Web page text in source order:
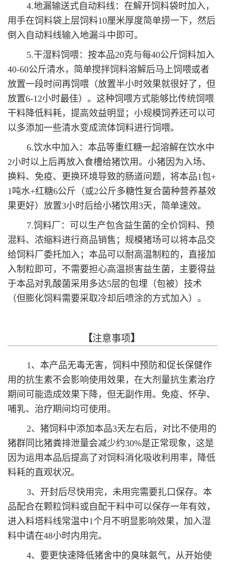
4.地漏输送式自动料线：在解开饲料袋时加入，
用手在饲料袋上层饲料10厘米厚度简单捞一下，然后
倒入自动料线输入地漏斗中即可。
5.干湿料饲喂：按本品20克与每40公斤饲料加入
40-60公斤清水，简单搅拌饲料溶解后马上饲喂或者
放置一段时间再饲喂（放置半小时效果就很好了，但
放置6-12小时最佳）。这种饲喂方式能够比传统饲喂
干料降低料耗，提高效益明显；小规模饲养还可以可
以多添加一些清水变成流体饲料进行饲喂。
6.饮水中加入：本品等重红糖一起溶解在饮水中
2小时以上后再放入食槽给猪饮用。小猪因为入场、
换料、免疫、更换环境导致的肠道问题，将本品1包+
1吨水+红糖6公斤（或2公斤多糖性复合菌种营养基效
果更好）放置3小时后给小猪饮用3天，简单速效。
7.饲料厂：可以生产包含益生菌的全价饲料、预
混料、浓缩料进行商品销售；规模猪场可以将本品交
给饲料厂委托加入；本品可以耐高温制粒的，直接加
入制粒即可，不需要担心高温损害益生菌，主要得益
于本品对乳酸菌采用多达5层的包埋（包被）技术
（但膨化饲料需要采取冷却后喷涂的方式加入）。
【注意事项】
1、本产品无毒无害，饲料中预防和促长保健作
用的抗生素不会影响使用效果，在大剂量抗生素治疗
期间可能造成效果下降，但无副作用。免疫、怀孕、
哺乳、治疗期间均可使用。
2、猪饲料中添加本品3天左右后，对比不使用的
猪群同比猪粪排泄量会减少约30%是正常现象，这是
因为运用本品后提高了对饲料消化吸收利用率，降低
料耗的直观状况。
3、开封后尽快用完，未用完需要扎口保存。本
品配合在颗粒饲料或自配干料中可以保存一年有效，
进入料塔料线常温中1个月不明显影响效果，加入湿
料中请在48小时内用完。
4、要更快速降低猪舍中的臭味氨气，从开始使